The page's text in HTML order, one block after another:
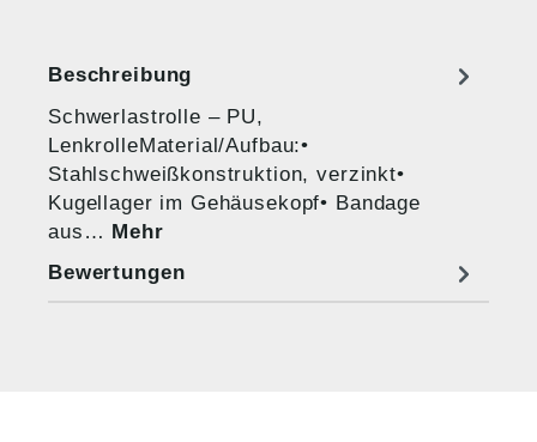
Beschreibung
Schwerlastrolle – PU,
LenkrolleMaterial/Aufbau:•
Stahlschweißkonstruktion, verzinkt•
Kugellager im Gehäusekopf• Bandage
aus… Mehr
Bewertungen